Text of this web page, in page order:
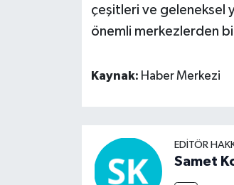
çeşitleri ve geleneksel
önemli merkezlerden
Kaynak: Haber Merkezi
EDITÖR
Samet